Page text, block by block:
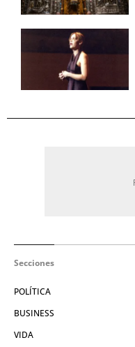
Secciones
POLÍTICA
BUSINESS
VIDA